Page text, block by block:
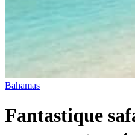
Bahamas
Fantastique